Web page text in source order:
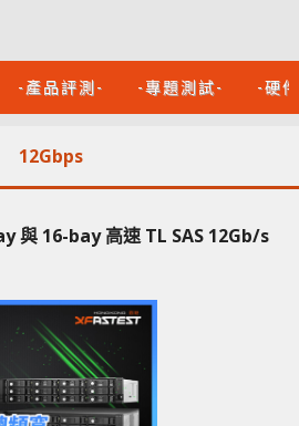
-產品評測- -專題測試- -硬
12Gbps
與 16-bay 高速 TL SAS 12Gb/s